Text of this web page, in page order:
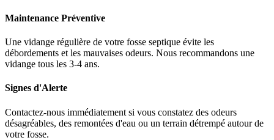
Maintenance Préventive
Une vidange régulière de votre fosse septique évite les
débordements et les mauvaises odeurs. Nous recommandons une
vidange tous les 3-4 ans.
Signes d'Alerte
Contactez-nous immédiatement si vous constatez des odeurs
désagréables, des remontées d'eau ou un terrain détrempé autour de
votre fosse.